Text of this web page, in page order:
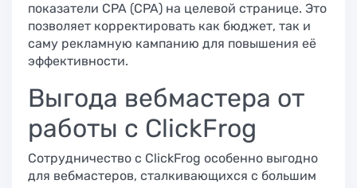
показатели CPA (CPA) на целевой странице. Это
позволяет корректировать как бюджет, так и
саму рекламную кампанию для повышения её
эффективности.
Выгода вебмастера от
работы с ClickFrog
Сотрудничество с ClickFrog особенно выгодно
для вебмастеров, сталкивающихся с большим